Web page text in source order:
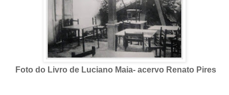
Foto do Livro de Luciano Maia- acervo Renato Pires